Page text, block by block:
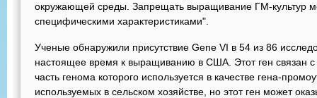
окружающей среды. Запрещать выращивание ГМ-культур
специфическими характеристиками".
Ученые обнаружили присутствие Gene VI в 54 из 86
настоящее время к выращиванию в США. Этот ген связан с
часть генома которого используется в качестве гена-
используемых в сельском хозяйстве, но этот ген может